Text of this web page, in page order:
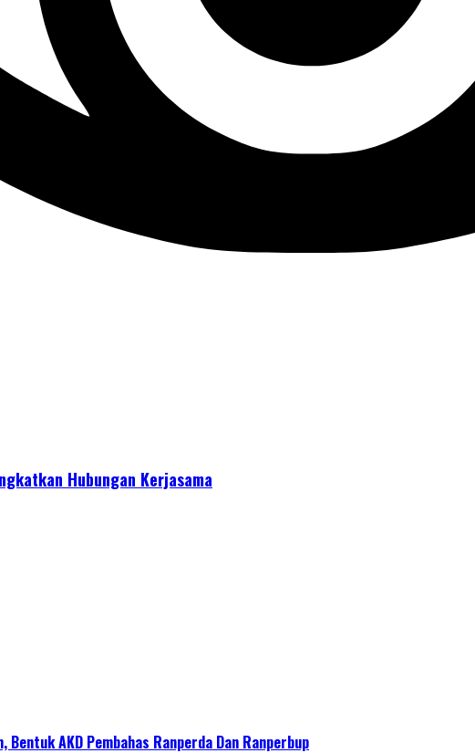
Hubungan Kerjasama
AKD Pembahas Ranperda Dan Ranperbup